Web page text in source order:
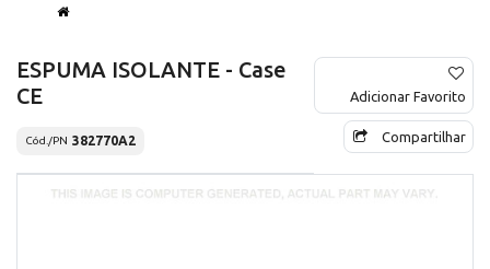
ESPUMA ISOLANTE - Case
CE
Cód./PN 382770A2
Adicionar Favorito
Compartilhar